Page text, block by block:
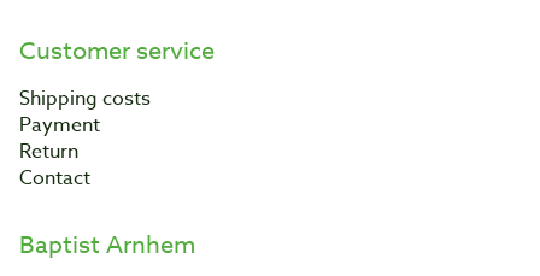
Customer service
Shipping costs
Payment
Return
Contact
Baptist Arnhem